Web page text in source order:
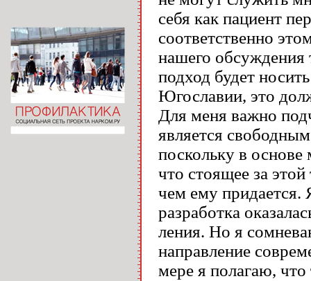
себя как пациент
соответственно
нашего обсуждения
подход будет
Югославии, это
Для меня важно
является
поскольку в основе
что стоящее за
чем ему придается.
разработка
ления. Но я
направление
мере я полагаю,